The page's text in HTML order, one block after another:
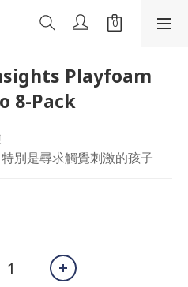
Playfoam
8-Pack
別是尋求觸覺刺激的孩子